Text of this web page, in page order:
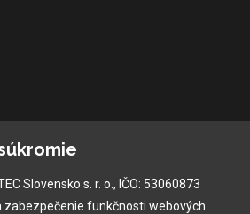
Slovensko s. r. o., IČO: 53060873
zabezpečenie funkčnosti webových